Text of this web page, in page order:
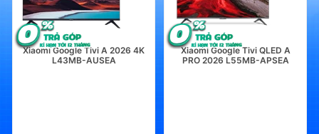
Xiaomi Google Tivi A 2026 4K
L43MB-AUSEA
Xiaomi Google Tivi QLED A
PRO 2026 L55MB-APSEA